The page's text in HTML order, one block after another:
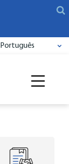
Português